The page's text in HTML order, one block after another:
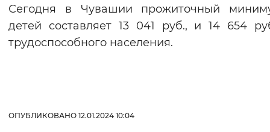
Сегодня в Чувашии прожиточный
детей составляет 13 041 руб., и 14 654
трудоспособного населения.
ОПУБЛИКОВАНО 12.01.2024 10:04